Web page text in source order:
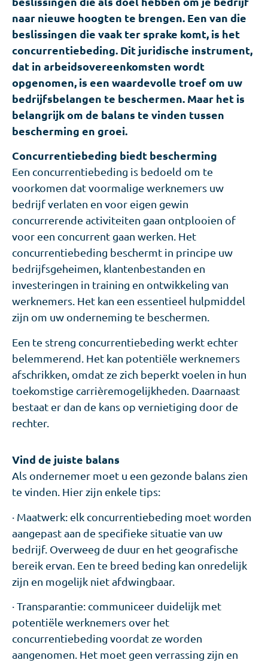
naar nieuwe hoogten te brengen. Een van die
beslissingen die vaak ter sprake komt, is het
concurrentiebeding. Dit juridische instrument,
dat in arbeidsovereenkomsten wordt
opgenomen, is een waardevolle troef om uw
bedrijfsbelangen te beschermen. Maar het is
belangrijk om de balans te vinden tussen
bescherming en groei.
Concurrentiebeding biedt bescherming
Een concurrentiebeding is bedoeld om te
voorkomen dat voormalige werknemers uw
bedrijf verlaten en voor eigen gewin
concurrerende activiteiten gaan ontplooien of
voor een concurrent gaan werken. Het
concurrentiebeding beschermt in principe uw
bedrijfsgeheimen, klantenbestanden en
investeringen in training en ontwikkeling van
werknemers. Het kan een essentieel hulpmiddel
zijn om uw onderneming te beschermen.
Een te streng concurrentiebeding werkt echter
belemmerend. Het kan potentiële werknemers
afschrikken, omdat ze zich beperkt voelen in hun
toekomstige carrièremogelijkheden. Daarnaast
bestaat er dan de kans op vernietiging door de
rechter.
Vind de juiste balans
Als ondernemer moet u een gezonde balans zien
te vinden. Hier zijn enkele tips:
· Maatwerk: elk concurrentiebeding moet worden
aangepast aan de specifieke situatie van uw
bedrijf. Overweeg de duur en het geografische
bereik ervan. Een te breed beding kan onredelijk
zijn en mogelijk niet afdwingbaar.
· Transparantie: communiceer duidelijk met
potentiële werknemers over het
concurrentiebeding voordat ze worden
aangenomen. Het moet geen verrassing zijn en